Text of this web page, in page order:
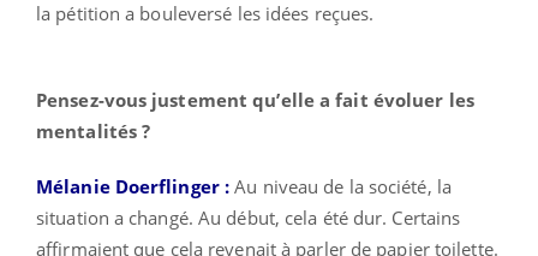
la pétition a bouleversé les idées reçues.
Pensez-vous justement qu’elle a fait évoluer les
mentalités ?
Mélanie Doerflinger : Au niveau de la société, la
situation a changé. Au début, cela été dur. Certains
affirmaient que cela revenait à parler de papier toilette.